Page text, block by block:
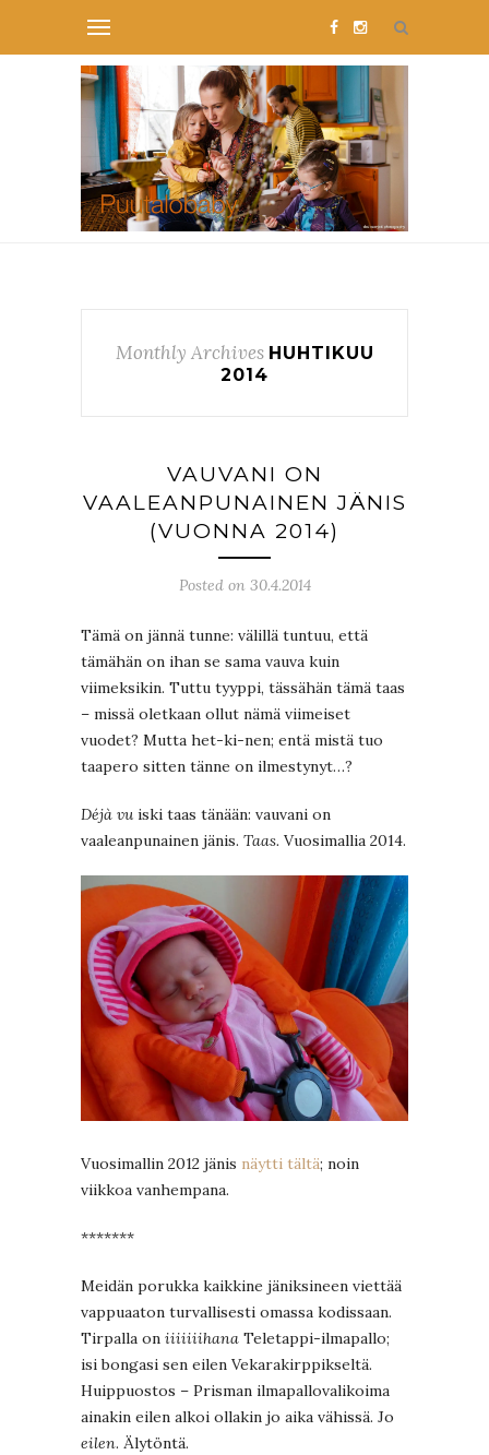
Monthly Archives HUHTIKUU
2014
VAUVANI ON
VAALEANPUNAINEN JÄNIS
(VUONNA 2014)
Posted on 30.4.2014
Tämä on jännä tunne: välillä tuntuu, että
tämähän on ihan se sama vauva kuin
viimeksikin. Tuttu tyyppi, tässähän tämä taas
– missä oletkaan ollut nämä viimeiset
vuodet? Mutta het-ki-nen; entä mistä tuo
taapero sitten tänne on ilmestynyt…?
Déjà vu iski taas tänään: vauvani on
vaaleanpunainen jänis. Taas. Vuosimallia 2014.
Vuosimallin 2012 jänis näytti tältä; noin
viikkoa vanhempana.
*******
Meidän porukka kaikkine jäniksineen viettää
vappuaaton turvallisesti omassa kodissaan.
Tirpalla on iiiiiiihana Teletappi-ilmapallo;
isi bongasi sen eilen Vekarakirppikseltä.
Huippuostos – Prisman ilmapallovalikoima
ainakin eilen alkoi ollakin jo aika vähissä. Jo
eilen. Älytöntä.